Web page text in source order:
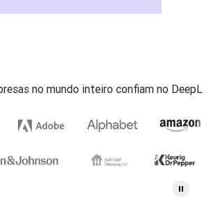
no mundo inteiro confiam no DeepL